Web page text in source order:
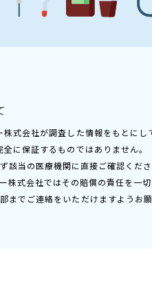
式会社が調査した情報をもとにし
に保証するものではありません。
当の医療機関に直接ご確認くださ
式会社ではその賠償の責任を一切
までご連絡をいただけますようお願